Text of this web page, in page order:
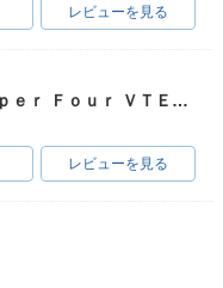
レビューを見る
ＣＢ４００Ｓｕｐｅｒ Ｆｏｕｒ ＶＴＥＣ ＳＰＥＣ３
レビューを見る